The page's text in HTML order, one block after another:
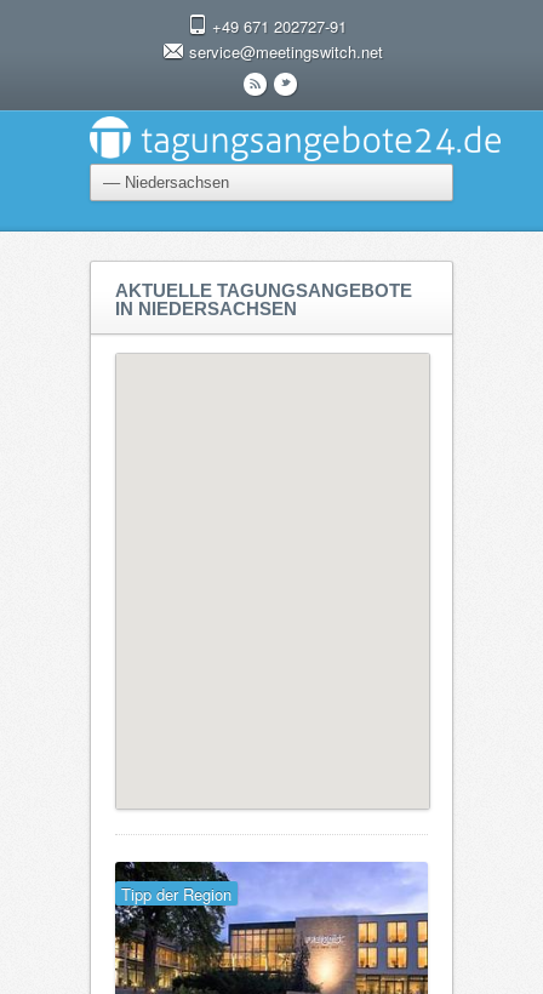
+49 671 202727-91
service@meetingswitch.net
r t
AKTUELLE TAGUNGSANGEBOTE
IN NIEDERSACHSEN
Tipp der Region